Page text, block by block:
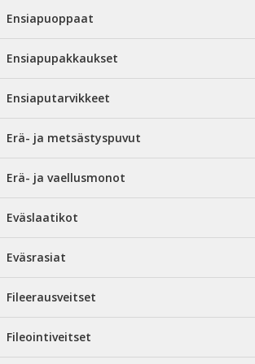
Ensiapuoppaat
Ensiapupakkaukset
Ensiaputarvikkeet
Erä- ja metsästyspuvut
Erä- ja vaellusmonot
Eväslaatikot
Eväsrasiat
Fileerausveitset
Fileointiveitset